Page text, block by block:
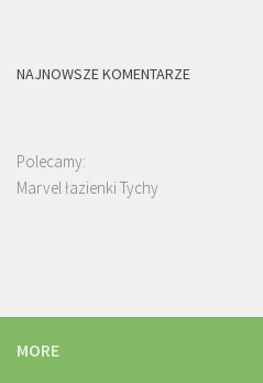
NAJNOWSZE KOMENTARZE
Polecamy:
Marvel łazienki Tychy
MORE